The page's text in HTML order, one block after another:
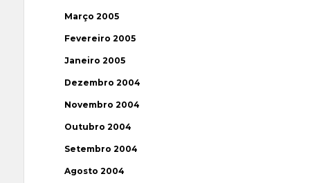
Março 2005
Fevereiro 2005
Janeiro 2005
Dezembro 2004
Novembro 2004
Outubro 2004
Setembro 2004
Agosto 2004